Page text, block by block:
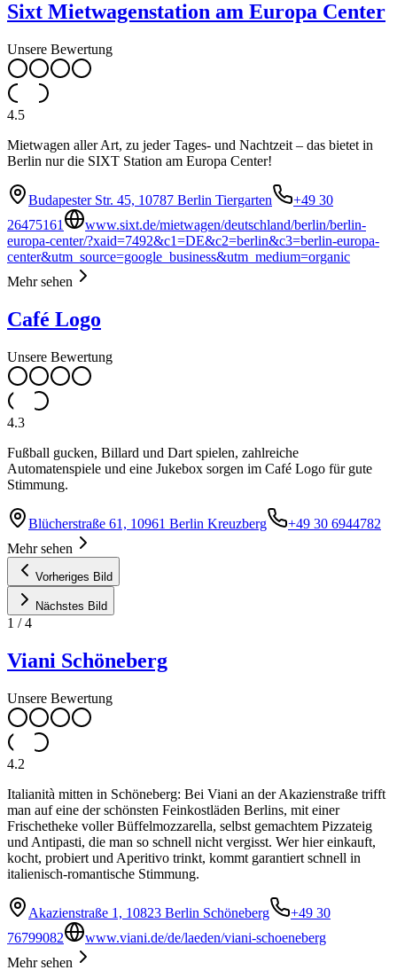
Sixt Mietwagenstation am Europa Center
Unsere Bewertung
4.5
Mietwagen aller Art, zu jeder Tages- und Nachtzeit – das bietet in
Berlin nur die SIXT Station am Europa Center!
Budapester Str. 45, 10787 Berlin Tiergarten
+49 30
26475161
www.sixt.de/mietwagen/deutschland/berlin/berlin-
europa-center/?xaid=7492&c1=DE&c2=berlin&c3=berlin-europa-
center&utm_source=google_business&utm_medium=organic
Mehr sehen
Café Logo
Unsere Bewertung
4.3
Fußball gucken, Billard und Dart spielen, zahlreiche
Automatenspiele und eine Jukebox sorgen im Café Logo für gute
Stimmung.
Blücherstraße 61, 10961 Berlin Kreuzberg
+49 30 6944782
Mehr sehen
Vorheriges Bild
Nächstes Bild
1 /4
Viani Schöneberg
Unsere Bewertung
4.2
Italianità mitten in Schöneberg: Bei Viani an der Akazienstraße trifft
man auf eine der schönsten Feinkostläden Berlins, mit einer
Frischetheke voller Büffelmozzarella, selbst gemachtem Pizzateig
und Antipasti, die man so schnell nicht vergisst. Wer hier einkauft,
kocht, probiert und Aperitivo trinkt, kommt garantiert schnell in
italienisch-romantische Stimmung.
Akazienstraße 1, 10823 Berlin Schöneberg
+49 30
76799082
www.viani.de/de/laeden/viani-schoeneberg
Mehr sehen